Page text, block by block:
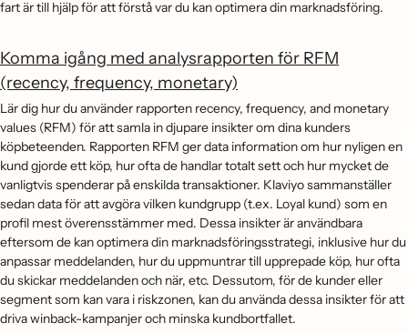
fart är till hjälp för att förstå var du kan optimera din marknadsföring.
Komma igång med analysrapporten för RFM
(recency, frequency, monetary)
Lär dig hur du använder rapporten recency, frequency, and monetary
values (RFM) för att samla in djupare insikter om dina kunders
köpbeteenden. Rapporten RFM ger data information om hur nyligen en
kund gjorde ett köp, hur ofta de handlar totalt sett och hur mycket de
vanligtvis spenderar på enskilda transaktioner. Klaviyo sammanställer
sedan data för att avgöra vilken kundgrupp (t.ex. Loyal kund) som en
profil mest överensstämmer med. Dessa insikter är användbara
eftersom de kan optimera din marknadsföringsstrategi, inklusive hur du
anpassar meddelanden, hur du uppmuntrar till upprepade köp, hur ofta
du skickar meddelanden och när, etc. Dessutom, för de kunder eller
segment som kan vara i riskzonen, kan du använda dessa insikter för att
driva winback-kampanjer och minska kundbortfallet.